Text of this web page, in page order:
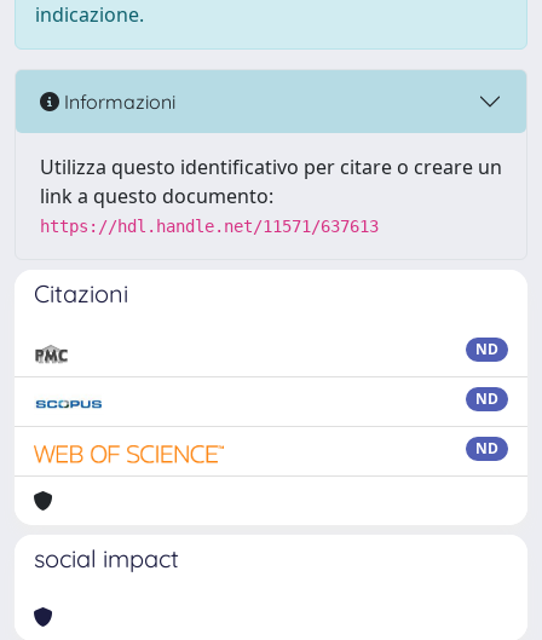
indicazione.
Informazioni
Utilizza questo identificativo per citare o creare un
link a questo documento:
https://hdl.handle.net/11571/637613
Citazioni
ND
ND
ND
social impact